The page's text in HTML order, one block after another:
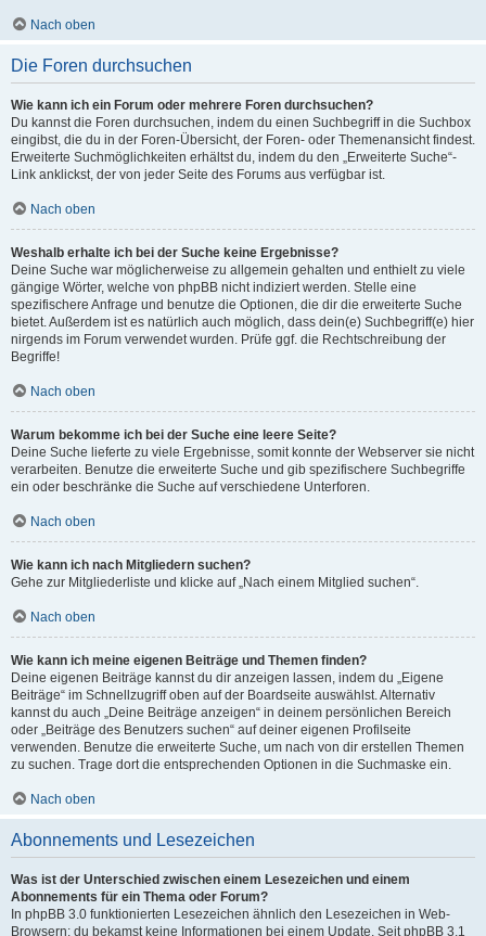
Nach oben
Die Foren durchsuchen
Wie kann ich ein Forum oder mehrere Foren durchsuchen?
Du kannst die Foren durchsuchen, indem du einen Suchbegriff in die Suchbox
eingibst, die du in der Foren-Übersicht, der Foren- oder Themenansicht findest.
Erweiterte Suchmöglichkeiten erhältst du, indem du den „Erweiterte Suche“-
Link anklickst, der von jeder Seite des Forums aus verfügbar ist.
Nach oben
Weshalb erhalte ich bei der Suche keine Ergebnisse?
Deine Suche war möglicherweise zu allgemein gehalten und enthielt zu viele
gängige Wörter, welche von phpBB nicht indiziert werden. Stelle eine
spezifischere Anfrage und benutze die Optionen, die dir die erweiterte Suche
bietet. Außerdem ist es natürlich auch möglich, dass dein(e) Suchbegriff(e) hier
nirgends im Forum verwendet wurden. Prüfe ggf. die Rechtschreibung der
Begriffe!
Nach oben
Warum bekomme ich bei der Suche eine leere Seite?
Deine Suche lieferte zu viele Ergebnisse, somit konnte der Webserver sie nicht
verarbeiten. Benutze die erweiterte Suche und gib spezifischere Suchbegriffe
ein oder beschränke die Suche auf verschiedene Unterforen.
Nach oben
Wie kann ich nach Mitgliedern suchen?
Gehe zur Mitgliederliste und klicke auf „Nach einem Mitglied suchen“.
Nach oben
Wie kann ich meine eigenen Beiträge und Themen finden?
Deine eigenen Beiträge kannst du dir anzeigen lassen, indem du „Eigene
Beiträge“ im Schnellzugriff oben auf der Boardseite auswählst. Alternativ
kannst du auch „Deine Beiträge anzeigen“ in deinem persönlichen Bereich
oder „Beiträge des Benutzers suchen“ auf deiner eigenen Profilseite
verwenden. Benutze die erweiterte Suche, um nach von dir erstellen Themen
zu suchen. Trage dort die entsprechenden Optionen in die Suchmaske ein.
Nach oben
Abonnements und Lesezeichen
Was ist der Unterschied zwischen einem Lesezeichen und einem
Abonnements für ein Thema oder Forum?
In phpBB 3.0 funktionierten Lesezeichen ähnlich den Lesezeichen in Web-
Browsern: du bekamst keine Informationen bei einem Update. Seit phpBB 3.1